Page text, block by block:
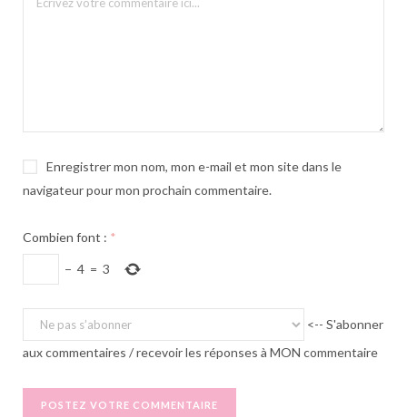
Enregistrer mon nom, mon e-mail et mon site dans le
navigateur pour mon prochain commentaire.
Combien font : *
− 4 = 3
<-- S'abonner
aux commentaires / recevoir les réponses à MON commentaire